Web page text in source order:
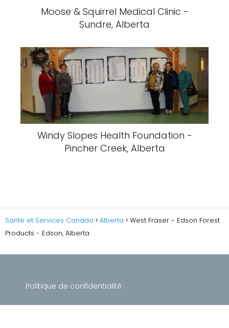
Moose & Squirrel Medical Clinic -
Sundre, Alberta
Windy Slopes Health Foundation -
Pincher Creek, Alberta
Santé et Services Canada Alberta
West Fraser - Edson Forest
Products - Edson, Alberta
Politique de confidentialité